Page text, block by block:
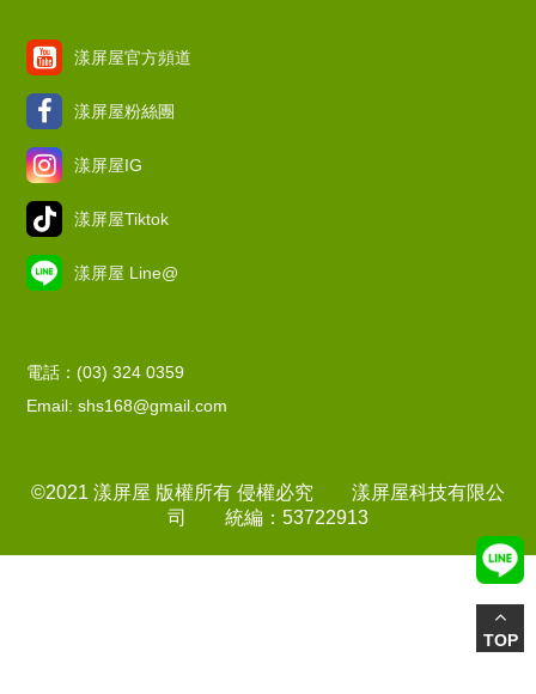
漾屏屋官方頻道
漾屏屋粉絲團
漾屏屋IG
漾屏屋Tiktok
漾屏屋 Line@
電話：(03) 324 0359
Email: shs168@gmail.com
©2021 漾屏屋 版權所有 侵權必究 漾屏屋科技有限公
司 統編：53722913
TOP